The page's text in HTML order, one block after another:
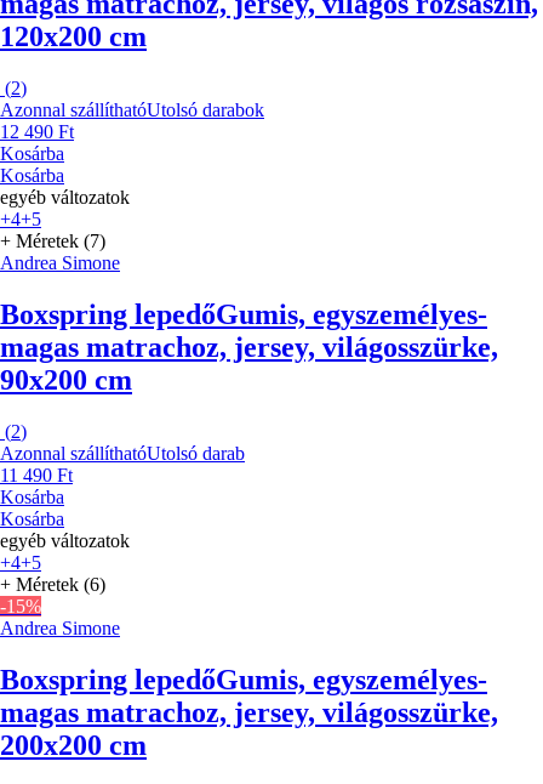
120x200 cm
(2)
Azonnal szállíthatóUtolsó darabok
12 490 Ft
Kosárba
Kosárba
egyéb változatok
+4+5
+ Méretek (7)
Andrea Simone
Boxspring lepedőGumis, egyszemélyes-
magas matrachoz, jersey, világosszürke,
90x200 cm
(2)
Azonnal szállíthatóUtolsó darab
11 490 Ft
Kosárba
Kosárba
egyéb változatok
+4+5
+ Méretek (6)
-15%
Andrea Simone
Boxspring lepedőGumis, egyszemélyes-
magas matrachoz, jersey, világosszürke,
200x200 cm